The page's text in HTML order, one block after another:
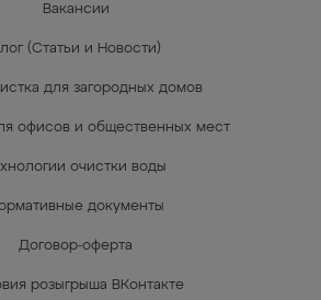
Вакансии
(Статьи и Новости)
для загородных домов
офисов и общественных мест
очистки воды
документы
Договор-оферта
розыгрыша ВКонтакте